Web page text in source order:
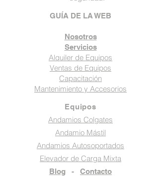
GUÍA DE LA WEB
Nosotros
Servicios
Alquiler de Equipos
Ventas de Equipos
Capacitación
Mantenimiento y Accesorios
Equipos
Andamios Colgates
Andamio Mástil
Andamios Autosoportados
Elevador de Carga Mixta
Blog - Contacto